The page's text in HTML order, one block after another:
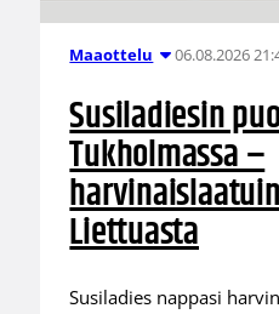
Maaottelu 06.08.2026
Susiladiesin
Tukholmassa –
Liettuasta
Susiladies nappasi